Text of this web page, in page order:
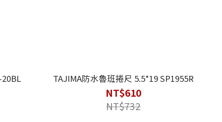
TAJIMA防水魯班捲尺 5.5*19 SP1955R
NT$610
NT$732